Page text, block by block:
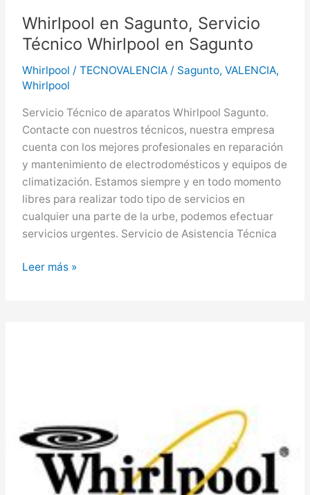
Whirlpool en Sagunto, Servicio
Técnico Whirlpool en Sagunto
Whirlpool / TECNOVALENCIA / Sagunto, VALENCIA,
Whirlpool
Servicio Técnico de aparatos Whirlpool Sagunto.
Contacte con nuestros técnicos, nuestra empresa
cuenta con los mejores profesionales en reparación
y mantenimiento de electrodomésticos y equipos de
climatización. Estamos siempre y en todo momento
libres para realizar todo tipo de servicios en
cualquier una parte de la urbe, podemos efectuar
servicios urgentes. Servicio de Asistencia Técnica
Whirlpool
Leer más »